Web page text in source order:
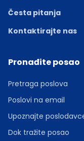
Česta pitanja
Kontaktirajte nas
Pronađite posao
Pretraga poslova
Poslovi na email
Upoznajte
Dok tražite posao